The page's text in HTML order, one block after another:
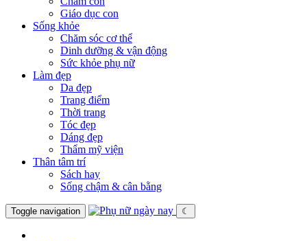
Giáo dục con
Sống khỏe
Chăm sóc cơ thể
Dinh dưỡng & vận động
Sức khỏe phụ nữ
Làm đẹp
Da đẹp
Trang điểm
Thời trang
Tóc đẹp
Dáng đẹp
Thẩm mỹ viện
Thân tâm trí
Sách hay
Sống chậm & cân bằng
Toggle navigation ☾